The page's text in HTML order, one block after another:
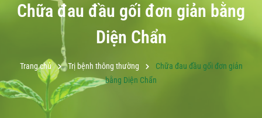
Chữa đau đầu gối đơn giản bằng
Diện Chẩn
Trang chủ Trị bệnh thông thường
Chữa đau đầu gối đơn giản
bằng Diện Chẩn